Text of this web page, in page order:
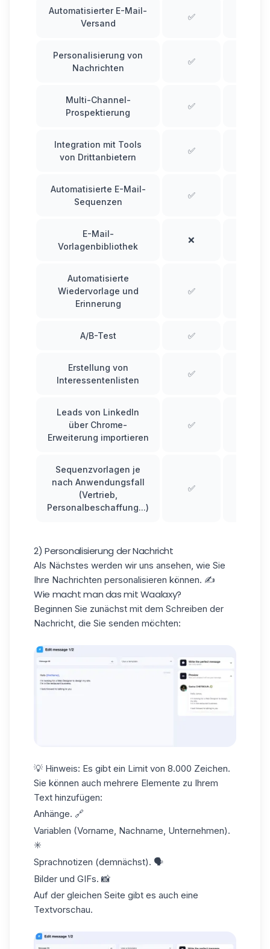
Automatisierter E-Mail-
Versand
✅
Personalisierung von
Nachrichten
✅
Multi-Channel-
Prospektierung
✅
Integration mit Tools
von Drittanbietern
✅
Automatisierte E-Mail-
Sequenzen
✅
E-Mail-
Vorlagenbibliothek
❌
Automatisierte
Wiedervorlage und
Erinnerung
✅
A/B-Test ✅
Erstellung von
Interessentenlisten
✅
Leads von LinkedIn
über Chrome-
Erweiterung importieren
✅
Sequenzvorlagen je
nach Anwendungsfall
(Vertrieb,
Personalbeschaffung...)
✅
2) Personalisierung der Nachricht
Als Nächstes werden wir uns ansehen, wie Sie
Ihre Nachrichten personalisieren können. ✍️
Wie macht man das mit Waalaxy?
Beginnen Sie zunächst mit dem Schreiben der
Nachricht, die Sie senden möchten:
💡 Hinweis: Es gibt ein Limit von 8.000 Zeichen.
Sie können auch mehrere Elemente zu Ihrem
Text hinzufügen:
Anhänge. 🔗
Variablen (Vorname, Nachname, Unternehmen).
✳️
Sprachnotizen (demnächst). 🗣️
Bilder und GIFs. 📸
Auf der gleichen Seite gibt es auch eine
Textvorschau.